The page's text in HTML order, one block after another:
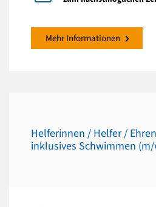
Mehr Informationen
Helferinnen / Helfer /
inklusives Schwimmen